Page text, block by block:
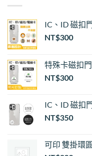
IC、ID 磁扣
NT$300
特殊卡磁扣
NT$300
IC、ID 磁扣
NT$350
可印 雙掛環